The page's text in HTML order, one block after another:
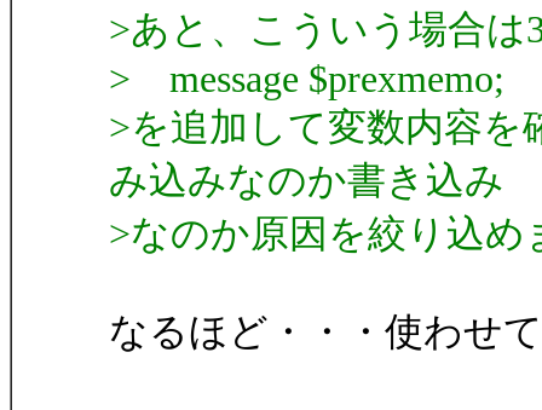
>あと、こういう場合は
> message $prexmemo;
>を追加して変数内容
み込みなのか書き込み
>なのか原因を絞り込め
なるほど・・・使わせ